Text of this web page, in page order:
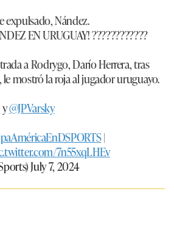
expulsado, Nández.
EN URUGUAY! ????????????
a Rodrygo, Darío Herrera, tras
le mostró la roja al jugador uruguayo.
y@JPVarsky
|
7n55xqLHEv
July 7, 2024